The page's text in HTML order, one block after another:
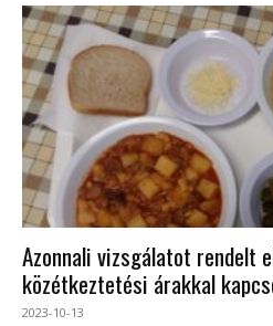
Azonnali vizsgálatot rendelt
közétkeztetési árakkal
2023-10-13